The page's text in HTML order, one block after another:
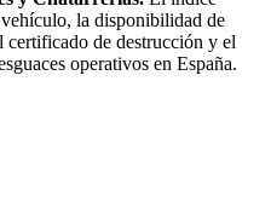
la disponibilidad de
de destrucción y el
operativos en España.